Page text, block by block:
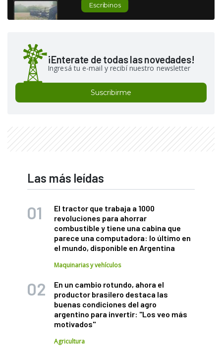
Escribinos
¡Enterate de todas las novedades!
Ingresá tu e-mail y recibí nuestro newsletter
Suscribirme
Las más leídas
El tractor que trabaja a 1000
revoluciones para ahorrar
combustible y tiene una cabina que
parece una computadora: lo último en
el mundo, disponible en Argentina
Maquinarias y vehículos
En un cambio rotundo, ahora el
productor brasilero destaca las
buenas condiciones del agro
argentino para invertir: "Los veo más
motivados"
Agricultura